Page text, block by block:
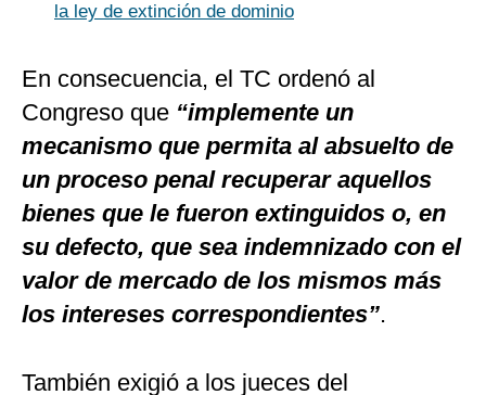
la ley de extinción de dominio
En consecuencia, el TC ordenó al
Congreso que “implemente un
mecanismo que permita al absuelto de
un proceso penal recuperar aquellos
bienes que le fueron extinguidos o, en
su defecto, que sea indemnizado con el
valor de mercado de los mismos más
los intereses correspondientes”.
También exigió a los jueces del